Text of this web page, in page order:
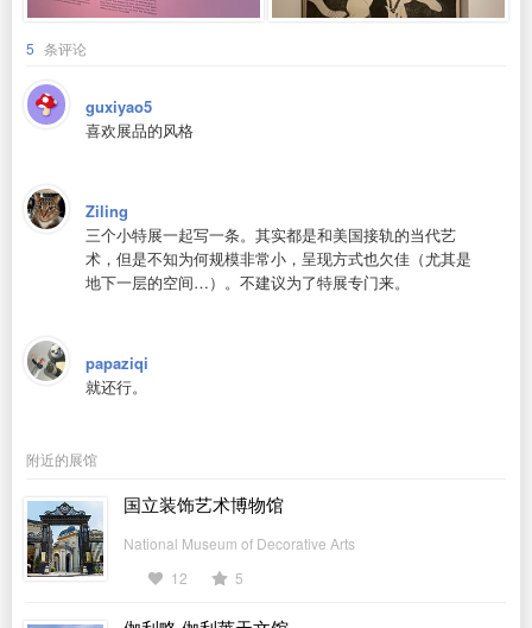
5 条评论
guxiyao5
喜欢展品的风格
Ziling
三个小特展一起写一条。其实都是和美国接轨的当代艺
术，但是不知为何规模非常小，呈现方式也欠佳（尤其是
地下一层的空间…）。不建议为了特展专门来。
papaziqi
就还行。
附近的展馆
国立装饰艺术博物馆
National Museum of Decorative Arts
12
5